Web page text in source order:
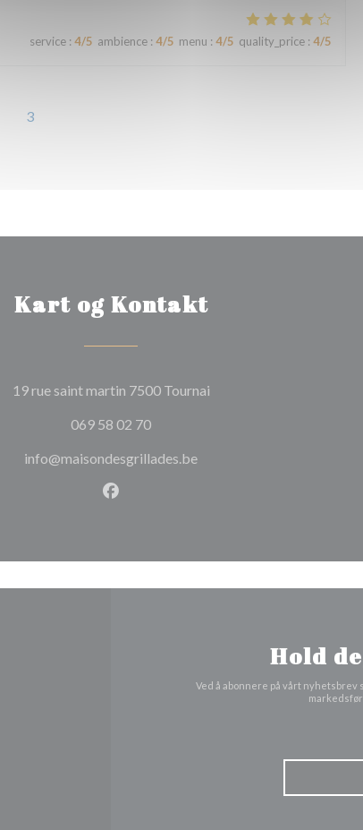
service: 4/5 ambience: 4/5 menu : 4/5 quality_price: 4/5
3
Kart og Kontakt
19 rue saint martin 7500 Tournai((åpner i et nytt vindu))
069 58 02 70
info@maisondesgrillades.be
Facebook ((åpner i et nytt vindu))
Hold
Ved å abonnere på vårt nyhetsbrev